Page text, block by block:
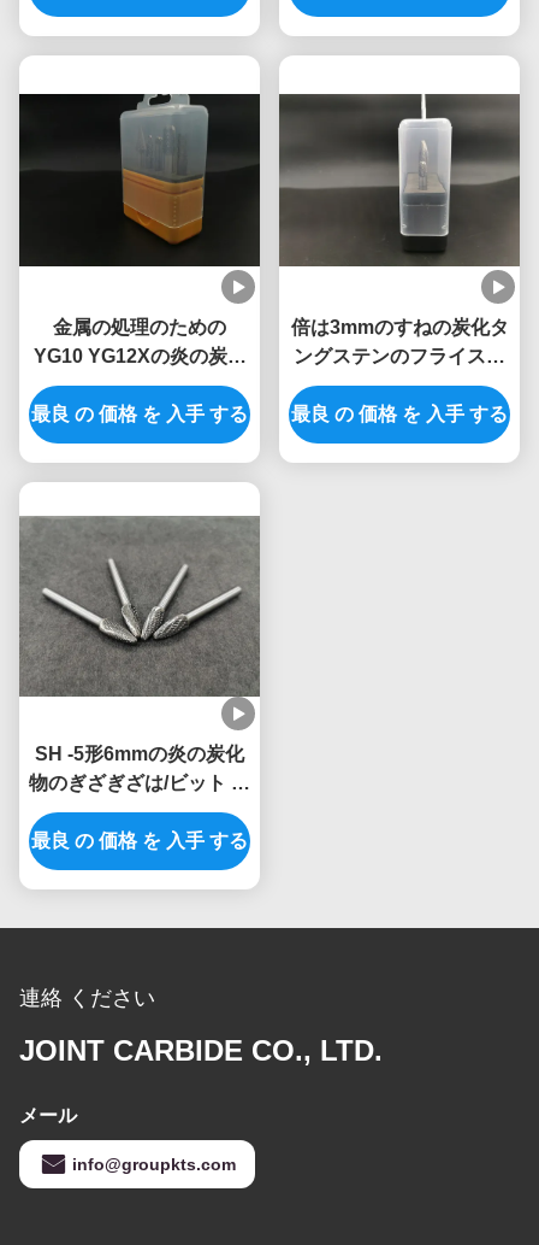
金属の処理のための
YG10 YG12Xの炎の炭化
物のぎざぎざ
最良 の 価格 を 入手 する
倍は3mmのすねの炭化タ
ングステンのフライスを
切った
最良 の 価格 を 入手 する
SH -5形6mmの炎の炭化
物のぎざぎざは/ビット ア
ルミニウム大型のための
粉砕機死にます
最良 の 価格 を 入手 する
連絡 ください
JOINT CARBIDE CO., LTD.
メール
info@groupkts.com